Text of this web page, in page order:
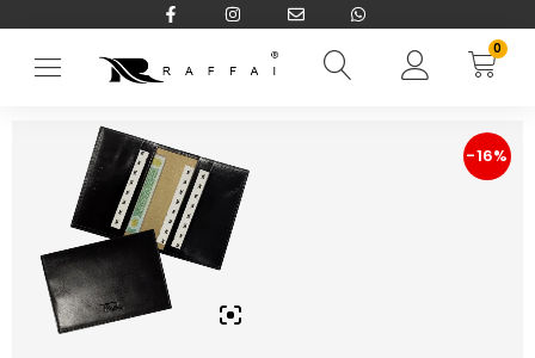
0
CARTEIRAS RFID BLOCKING
-16%